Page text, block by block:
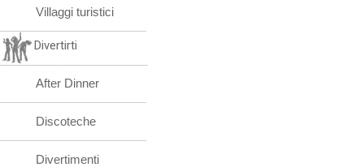
Villaggi turistici
Divertirti
After Dinner
Discoteche
Divertimenti